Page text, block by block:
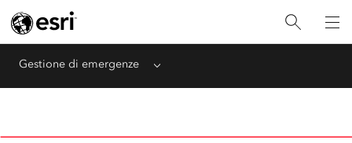
Gestione di emergenze Menu